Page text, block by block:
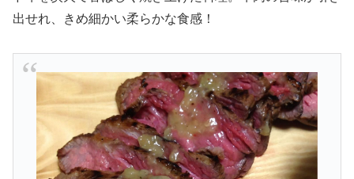
出せれ、きめ細かい柔らかな食感！